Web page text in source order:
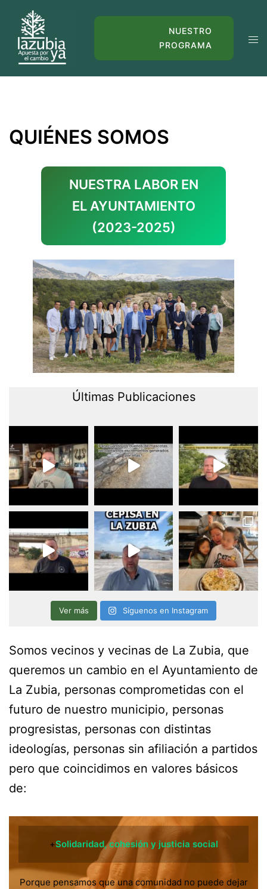
contenido
NUESTRO
PROGRAMA
QUIÉNES SOMOS
NUESTRA LABOR EN
EL AYUNTAMIENTO
(2023-2025)
Últimas Publicaciones
Ver más Síguenos en Instagram
Somos vecinos y vecinas de La Zubia, que
queremos un cambio en el Ayuntamiento de
La Zubia, personas comprometidas con el
futuro de nuestro municipio, personas
progresistas, personas con distintas
ideologías, personas sin afiliación a partidos
pero que coincidimos en valores básicos
de:
+Solidaridad, cohesión y justicia social
Porque pensamos que una comunidad no puede dejar